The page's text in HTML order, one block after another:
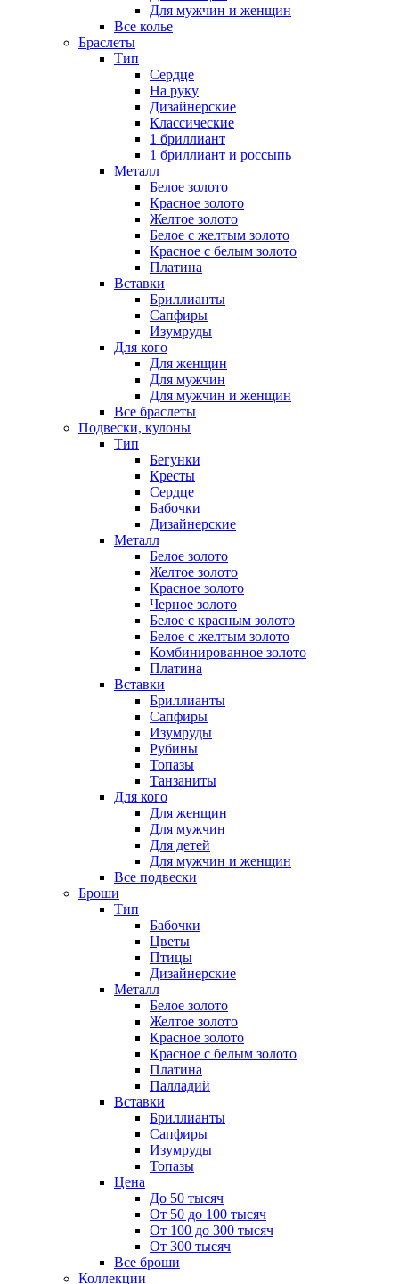
Для мужчин и женщин
Все колье
Браслеты
Тип
Сердце
На руку
Дизайнерские
Классические
1 бриллиант
1 бриллиант и россыпь
Металл
Белое золото
Красное золото
Желтое золото
Белое с желтым золото
Красное с белым золото
Платина
Вставки
Бриллианты
Сапфиры
Изумруды
Для кого
Для женщин
Для мужчин
Для мужчин и женщин
Все браслеты
Подвески, кулоны
Тип
Бегунки
Кресты
Сердце
Бабочки
Дизайнерские
Металл
Белое золото
Желтое золото
Красное золото
Черное золото
Белое с красным золото
Белое с желтым золото
Комбинированное золото
Платина
Вставки
Бриллианты
Сапфиры
Изумруды
Рубины
Топазы
Танзаниты
Для кого
Для женщин
Для мужчин
Для детей
Для мужчин и женщин
Все подвески
Броши
Тип
Бабочки
Цветы
Птицы
Дизайнерские
Металл
Белое золото
Желтое золото
Красное золото
Красное с белым золото
Платина
Палладий
Вставки
Бриллианты
Сапфиры
Изумруды
Топазы
Цена
До 50 тысяч
От 50 до 100 тысяч
От 100 до 300 тысяч
От 300 тысяч
Все броши
Коллекции